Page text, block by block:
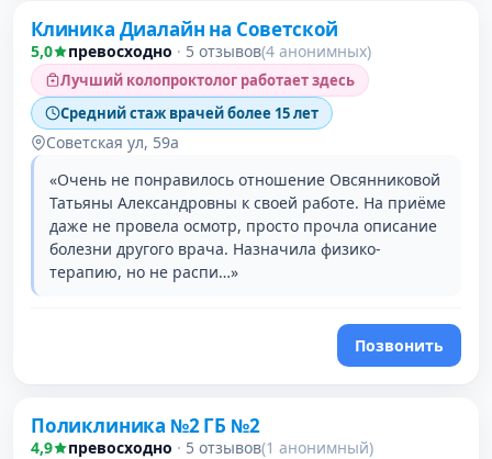
Клиника Диалайн на Советской
5,0 превосходно · 5 отзывов(4 анонимных)
Лучший колопроктолог работает здесь
Средний стаж врачей более 15 лет
Советская ул, 59а
«Очень не понравилось отношение Овсянниковой
Татьяны Александровны к своей работе. На приёме
даже не провела осмотр, просто прочла описание
болезни другого врача. Назначила физико-
терапию, но не распи…»
Позвонить
Поликлиника №2 ГБ №2
4,9 превосходно · 5 отзывов(1 анонимный)